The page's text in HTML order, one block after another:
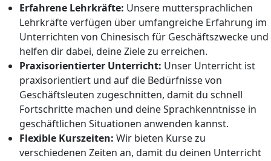
Erfahrene Lehrkräfte: Unsere muttersprachlichen
Lehrkräfte verfügen über umfangreiche Erfahrung im
Unterrichten von Chinesisch für Geschäftszwecke und
helfen dir dabei, deine Ziele zu erreichen.
Praxisorientierter Unterricht: Unser Unterricht ist
praxisorientiert und auf die Bedürfnisse von
Geschäftsleuten zugeschnitten, damit du schnell
Fortschritte machen und deine Sprachkenntnisse in
geschäftlichen Situationen anwenden kannst.
Flexible Kurszeiten: Wir bieten Kurse zu
verschiedenen Zeiten an, damit du deinen Unterricht